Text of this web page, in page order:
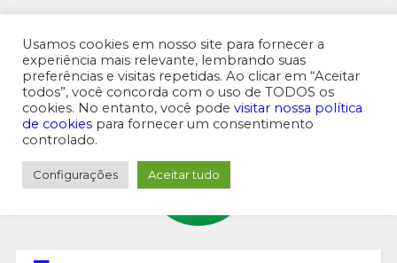
MENU SUPERIOR
Usamos cookies em nosso site para fornecer a
experiência mais relevante, lembrando suas
preferências e visitas repetidas. Ao clicar em “Aceitar
todos”, você concorda com o uso de TODOS os
cookies. No entanto, você pode visitar nossa política
de cookies para fornecer um consentimento
controlado.
Configurações Aceitar tudo